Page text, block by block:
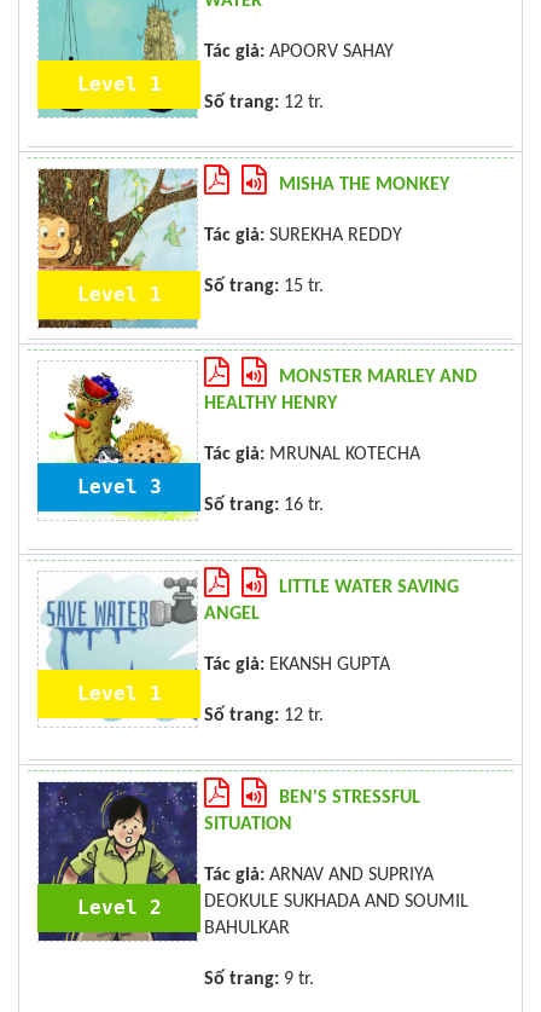
Level 1
Tác giả: APOORV SAHAY
Số trang: 12 tr.
Level 1
MISHA THE MONKEY
Tác giả: SUREKHA REDDY
Số trang: 15 tr.
Level 3
MONSTER MARLEY AND
HEALTHY HENRY
Tác giả: MRUNAL KOTECHA
Số trang: 16 tr.
Level 1
LITTLE WATER SAVING
ANGEL
Tác giả: EKANSH GUPTA
Số trang: 12 tr.
Level 2
BEN'S STRESSFUL
SITUATION
Tác giả: ARNAV AND SUPRIYA
DEOKULE SUKHADA AND SOUMIL
BAHULKAR
Số trang: 9 tr.